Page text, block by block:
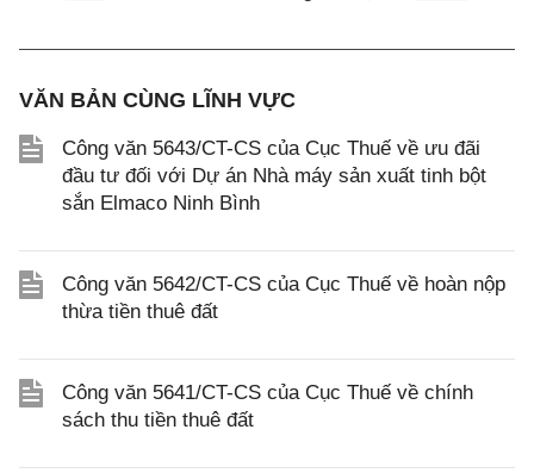
VĂN BẢN CÙNG LĨNH VỰC
Công văn 5643/CT-CS của Cục Thuế về ưu đãi
đầu tư đối với Dự án Nhà máy sản xuất tinh bột
sắn Elmaco Ninh Bình
Công văn 5642/CT-CS của Cục Thuế về hoàn nộp
thừa tiền thuê đất
Công văn 5641/CT-CS của Cục Thuế về chính
sách thu tiền thuê đất